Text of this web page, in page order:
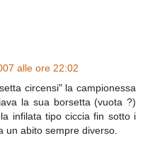
alle ore 22:02
circensi" la campionessa
la sua borsetta (vuota ?)
infilata tipo ciccia fin sotto i
un abito sempre diverso.